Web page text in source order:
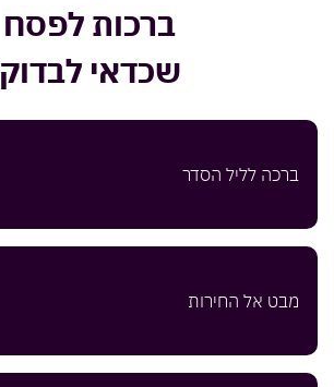
ברכות לפסח
שכדאי לבדוק
ברכה לליל הסדר
מבט אל החירות